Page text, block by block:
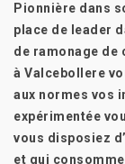
Pionnière dans
place de leader
de ramonage de
à Valcebollere
aux normes vos
expérimentée
vous disposiez
et qui